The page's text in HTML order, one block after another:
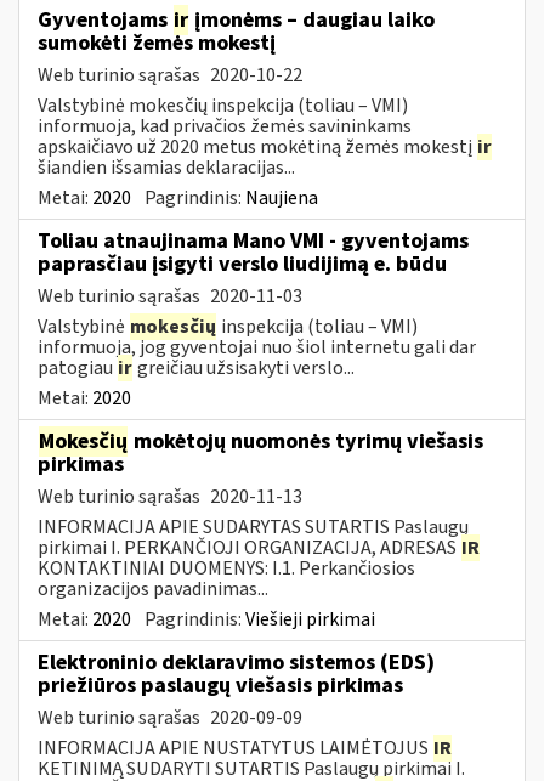
Gyventojams ir įmonėms – daugiau laiko
sumokėti žemės mokestį
Web turinio sąrašas 2020-10-22
Valstybinė mokesčių inspekcija (toliau – VMI)
informuoja, kad privačios žemės savininkams
apskaičiavo už 2020 metus mokėtiną žemės mokestį ir
šiandien išsamias deklaracijas...
Metai: 2020 Pagrindinis: Naujiena
Toliau atnaujinama Mano VMI - gyventojams
paprasčiau įsigyti verslo liudijimą e. būdu
Web turinio sąrašas 2020-11-03
Valstybinė mokesčių inspekcija (toliau – VMI)
informuoja, jog gyventojai nuo šiol internetu gali dar
patogiau irgreičiau užsisakyti verslo...
Metai: 2020
Mokesčių mokėtojų nuomonės tyrimų viešasis
pirkimas
Web turinio sąrašas 2020-11-13
INFORMACIJA APIE SUDARYTAS SUTARTIS Paslaugų
pirkimai I. PERKANČIOJI ORGANIZACIJA, ADRESAS IR
KONTAKTINIAI DUOMENYS: I.1. Perkančiosios
organizacijos pavadinimas...
Metai: 2020 Pagrindinis:Viešieji pirkimai
Elektroninio deklaravimo sistemos (EDS)
priežiūros paslaugų viešasis pirkimas
Web turinio sąrašas 2020-09-09
INFORMACIJA APIE NUSTATYTUS LAIMĖTOJUS IR
KETINIMĄ SUDARYTI SUTARTIS Paslaugų pirkimai I.